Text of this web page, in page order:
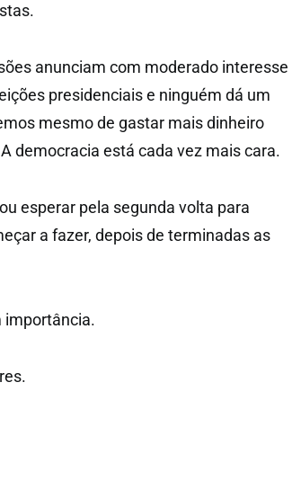
anunciam com moderado interesse
presidenciais e ninguém dá um
mesmo de gastar mais dinheiro
democracia está cada vez mais cara.
esperar pela segunda volta para
a fazer, depois de terminadas as
importância.